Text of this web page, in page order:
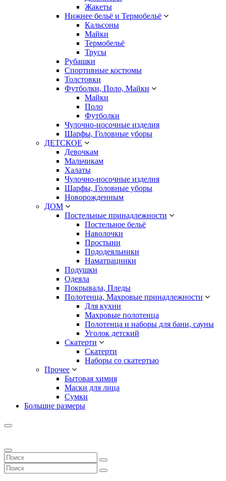
Жакеты
Нижнее бельё и Термобельё
Кальсоны
Майки
Термобельё
Трусы
Рубашки
Спортивные костюмы
Толстовки
Футболки, Поло, Майки
Майки
Поло
Футболки
Чулочно-носочные изделия
Шарфы, Головные уборы
ДЕТСКОЕ
Девочкам
Мальчикам
Халаты
Чулочно-носочные изделия
Шарфы, Головные уборы
Новорожденным
ДОМ
Постельные принадлежности
Постельное бельё
Наволочки
Простыни
Пододеяльники
Наматрацники
Подушки
Одеяла
Покрывала, Пледы
Полотенца, Махровые принадлежности
Для кухни
Махровые полотенца
Полотенца и наборы для бани, сауны
Уголок детский
Скатерти
Скатерти
Наборы со скатертью
Прочее
Бытовая химия
Маски для лица
Сумки
Большие размеры